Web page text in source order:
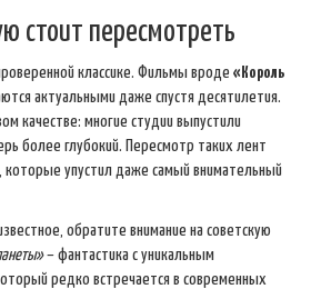
стоит пересмотреть
классике. Фильмы вроде «Король
актуальными даже спустя десятилетия.
качестве: многие студии выпустили
более глубокий. Пересмотр таких лент
которые упустил даже самый внимательный
обратите внимание на советскую
– фантастика с уникальным
редко встречается в современных